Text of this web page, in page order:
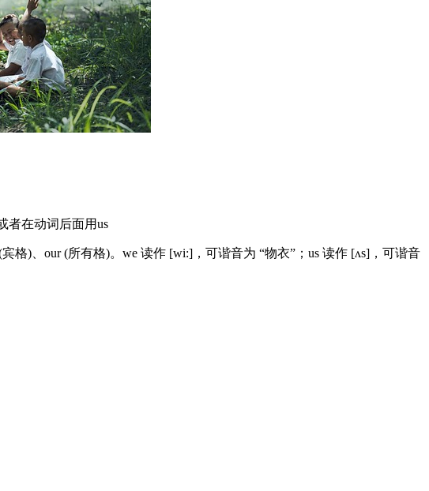
者在动词后面用us
)、our (所有格)。we 读作 [wi:]，可谐音为 “物衣”；us 读作 [ʌs]，可谐音